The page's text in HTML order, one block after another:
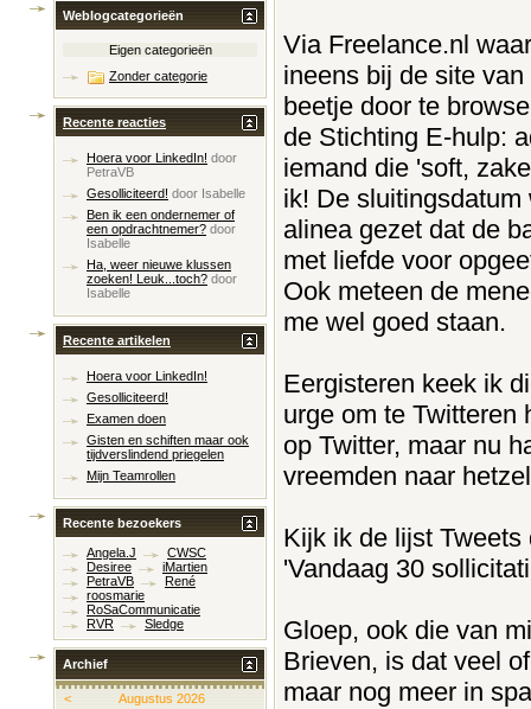
Via Freelance.nl
ineens bij de site
beetje door te
de Stichting E-hulp:
iemand die 'soft,
ik! De
alinea gezet dat de
met liefde voor
Ook meteen de
me wel goed staan.
Eergisteren keek ik
urge om te Twitteren
op Twitter, maar nu
vreemden naar
Kijk ik de lijst
'Vandaag 30
Gloep, ook die van
Brieven, is dat veel
maar nog meer in
Weblogcategorieën
Eigen categorieën
Zonder categorie
Recente reacties
Hoera voor LinkedIn! door
PetraVB
Gesolliciteerd! door Isabelle
Ben ik een ondernemer of
een opdrachtnemer? door
Isabelle
Ha, weer nieuwe klussen
zoeken! Leuk...toch? door
Isabelle
Recente artikelen
Hoera voor LinkedIn!
Gesolliciteerd!
Examen doen
Gisten en schiften maar ook
tijdverslindend priegelen
Mijn Teamrollen
Recente bezoekers
Angela.J
CWSC
Desiree
iMartien
PetraVB
René
roosmarie
RoSaCommunicatie
RVR
Sledge
Archief
< Augustus 2026